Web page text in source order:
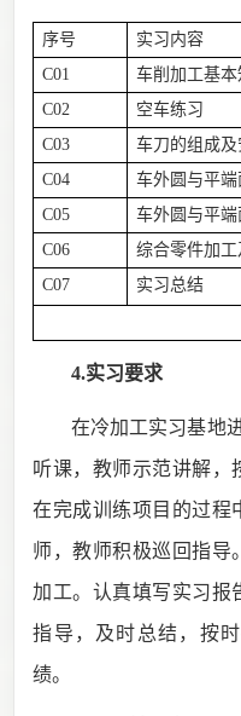
序号 实习内容
C01
车削加工基
C02
空车练习
C03
车刀的组成及
C04
车外圆与平端
C05
车外圆与平端
C06
综合零件加
C07
实习总结
4.实习要求
在冷加工实习基地
听课，教师示范讲解，
在完成训练项目的过程
师，教师积极巡回指导
加工。认真填写实习报
指导，及时总结，按
绩。